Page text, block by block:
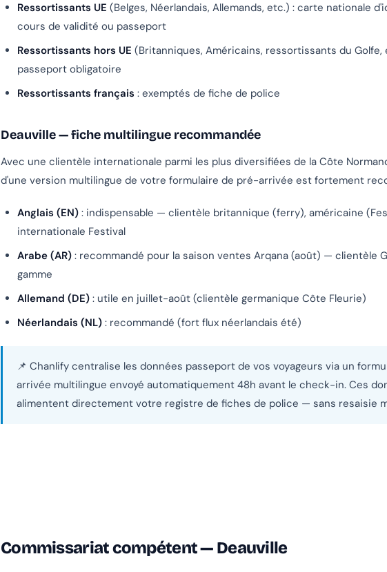
Ressortissants UE (Belges, Néerlandais, Allemands, etc.) : carte nationale
cours de validité ou passeport
Ressortissants hors UE (Britanniques, Américains, ressortissants du Golfe,
passeport obligatoire
Ressortissants français : exemptés de fiche de police
Deauville — fiche multilingue recommandée
Avec une clientèle internationale parmi les plus diversifiées de la Côte
d'une version multilingue de votre formulaire de pré-arrivée est fortement
Anglais (EN) : indispensable — clientèle britannique (ferry), américaine
internationale Festival
Arabe (AR) : recommandé pour la saison ventes Arqana (août) — clientèle
gamme
Allemand (DE) : utile en juillet-août (clientèle germanique Côte Fleurie)
Néerlandais (NL) : recommandé (fort flux néerlandais été)
📌 Chanlify centralise les données passeport de vos voyageurs via un
arrivée multilingue envoyé automatiquement 48h avant le check-in. Ces
alimentent directement votre registre de fiches de police — sans resaisie
Commissariat compétent — Deauville